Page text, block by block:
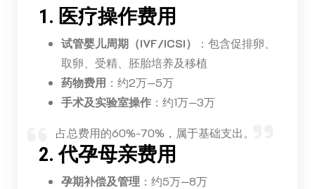
1. 医疗操作费用
试管婴儿周期（IVF/ICSI）
：包含促排卵、
取卵、受精、胚胎培养及移植
药物费用 ：约2万—5万
手术及实验室操作：约1万—3万
占总费用的60%-70%，属于基础支出。
2. 代孕母亲费用
孕期补偿及管理 ：约5万—8万